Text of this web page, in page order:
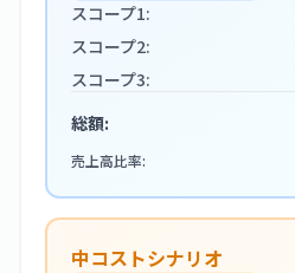
スコープ1:
スコープ2:
スコープ3:
総額:
売上高比率:
中コストシナリオ